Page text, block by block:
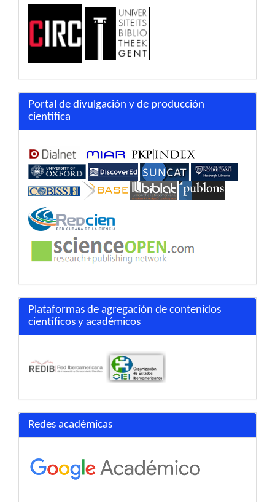
Portal de divulgación y de producción
científica
Plataformas de agregación de contenidos
científicos y académicos
Redes académicas